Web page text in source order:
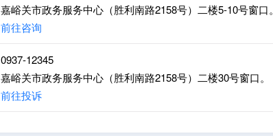
嘉峪关市政务服务中心（胜利南路2158号）二楼5-10号窗口。
前往咨询
0937-12345
嘉峪关市政务服务中心（胜利南路2158号）二楼30号窗口。
前往投诉